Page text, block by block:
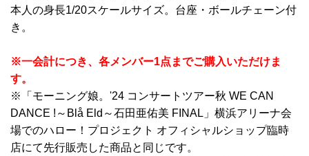
本人の身長1/20スケールサイズ。台座・ボールチェーン付
き。
※一会計につき、各メンバー1点までご購入いただけま
す。
※「モーニング娘。'24 コンサートツアー秋 WE CAN
DANCE !～Blå Eld～石田亜佑美 FINAL」横浜アリーナ会
場でのハロー！プロジェクト オフィシャルショップ臨時
店にて先行販売した商品と同じです。